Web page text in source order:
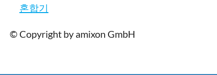
혼합기
© Copyright by amixon GmbH